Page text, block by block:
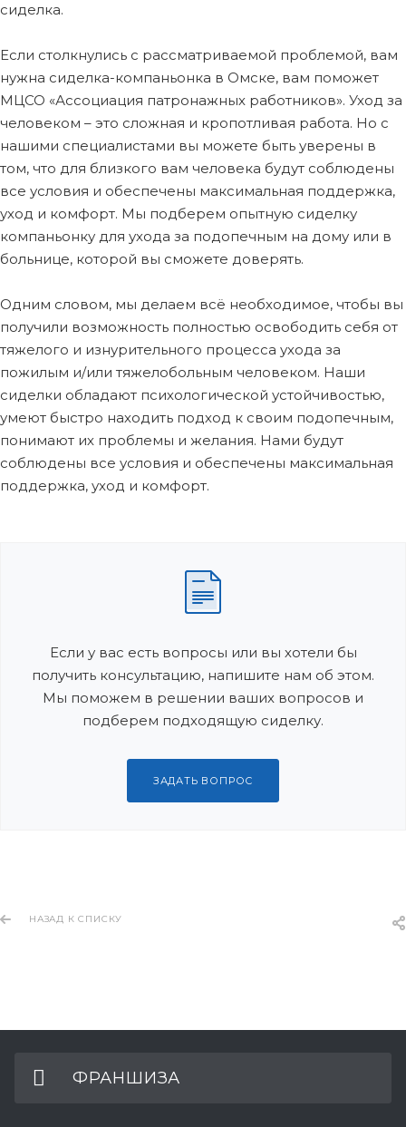
сиделка.
Если столкнулись с рассматриваемой проблемой, вам
нужна сиделка-компаньонка в Омске, вам поможет
МЦСО «Ассоциация патронажных работников». Уход за
человеком – это сложная и кропотливая работа. Но с
нашими специалистами вы можете быть уверены в
том, что для близкого вам человека будут соблюдены
все условия и обеспечены максимальная поддержка,
уход и комфорт. Мы подберем опытную сиделку
компаньонку для ухода за подопечным на дому или в
больнице, которой вы сможете доверять.
Одним словом, мы делаем всё необходимое, чтобы вы
получили возможность полностью освободить себя от
тяжелого и изнурительного процесса ухода за
пожилым и/или тяжелобольным человеком. Наши
сиделки обладают психологической устойчивостью,
умеют быстро находить подход к своим подопечным,
понимают их проблемы и желания. Нами будут
соблюдены все условия и обеспечены максимальная
поддержка, уход и комфорт.
Если у вас есть вопросы или вы хотели бы
получить консультацию, напишите нам об этом.
Мы поможем в решении ваших вопросов и
подберем подходящую сиделку.
ЗАДАТЬ ВОПРОС
НАЗАД К СПИСКУ
ФРАНШИЗА